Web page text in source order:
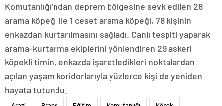
Komutanlığı’ndan deprem bölgesine sevk edilen 28
arama köpeği ile 1 ceset arama köpeği, 78 kişinin
enkazdan kurtarılmasını sağladı. Canlı tespiti yaparak
arama-kurtarma ekiplerini yönlendiren 29 askeri
köpekli timin, enkazda işaretledikleri noktalardan
açılan yaşam koridorlarıyla yüzlerce kişi de yeniden
hayata tutundu.